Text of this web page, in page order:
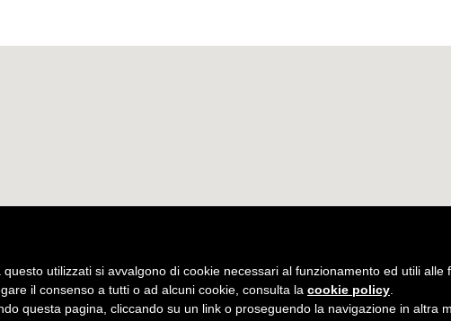
utilizzati si avvalgono di cookie necessari al funzionamento ed utili alle
il consenso a tutti o ad alcuni cookie, consulta la cookie policy
questa pagina, cliccando su un link o proseguendo la navigazione in altra